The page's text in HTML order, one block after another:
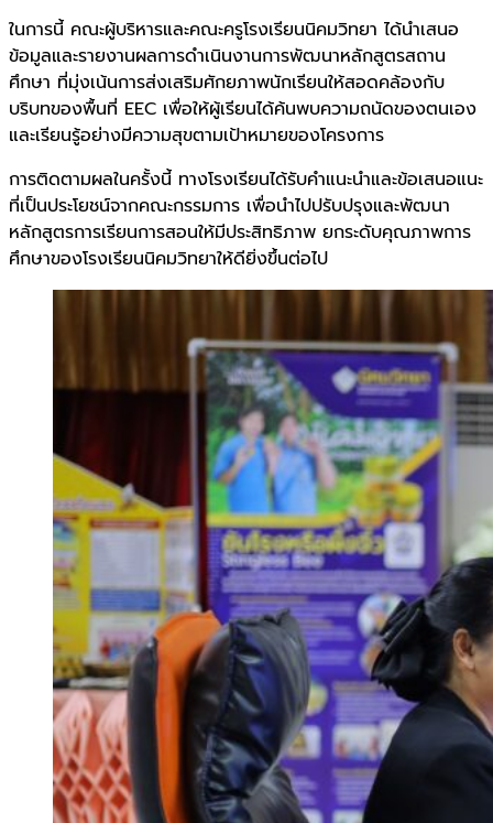
ในการนี้ คณะผู้บริหารและคณะครูโรงเรียนนิคมวิทยา ได้นำเสนอ
ข้อมูลและรายงานผลการดำเนินงานการพัฒนาหลักสูตรสถาน
ศึกษา ที่มุ่งเน้นการส่งเสริมศักยภาพนักเรียนให้สอดคล้องกับ
บริบทของพื้นที่ EEC เพื่อให้ผู้เรียนได้ค้นพบความถนัดของตนเอง
และเรียนรู้อย่างมีความสุขตามเป้าหมายของโครงการ
การติดตามผลในครั้งนี้ ทางโรงเรียนได้รับคำแนะนำและข้อเสนอแนะ
ที่เป็นประโยชน์จากคณะกรรมการ เพื่อนำไปปรับปรุงและพัฒนา
หลักสูตรการเรียนการสอนให้มีประสิทธิภาพ ยกระดับคุณภาพการ
ศึกษาของโรงเรียนนิคมวิทยาให้ดียิ่งขึ้นต่อไป